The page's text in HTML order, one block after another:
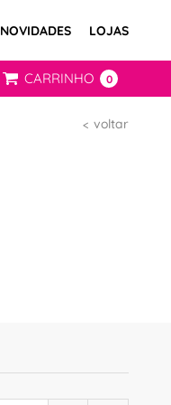
NOVIDADES LOJAS
CARRINHO 0
voltar